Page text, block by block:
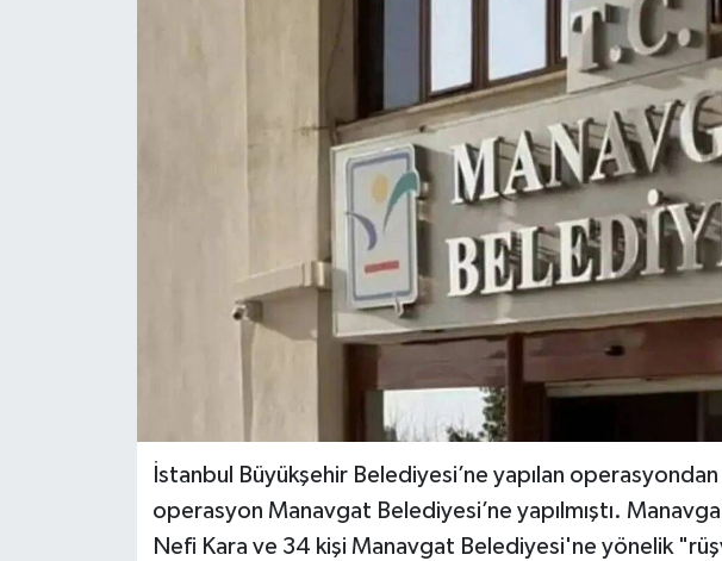
İstanbul Büyükşehir Belediyesi’ne yapılan
operasyon Manavgat Belediyesi’ne yapılmıştı.
Nefi Kara ve 34 kişi Manavgat Belediyesi'ne yönelik